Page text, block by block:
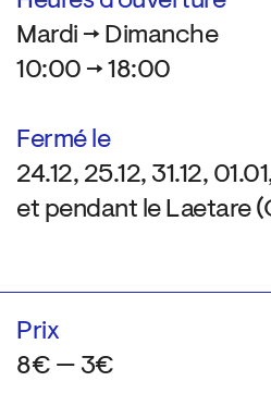
Mardi → Dimanche
10:00 → 18:00
Fermé le
24.12, 25.12, 31.12,
et pendant le Laetare
Prix
8€ — 3€